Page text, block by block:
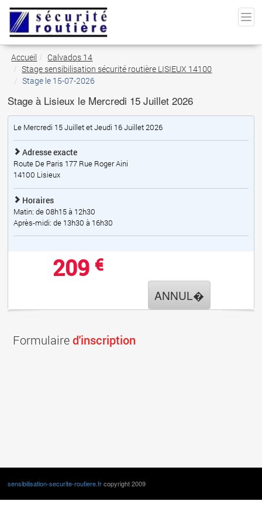
Accueil
Calvados 14
Stage sensibilisation sécurité routière LISIEUX 14100
Stage le 15-07-2026
Stage à Lisieux le Mercredi 15 Juillet 2026
Le Mercredi 15 Juillet et Jeudi 16 Juillet 2026
Adresse exacte
Route De Paris 177 Rue Roger Aini
14100 Lisieux
Horaires
Matin: de 08h15 à 12h30
Après-midi: de 13h30 à 16h30
209 €
ANNUL�
Formulaired'inscription
sensibilisation-securite-routiere.frcopyright 2009